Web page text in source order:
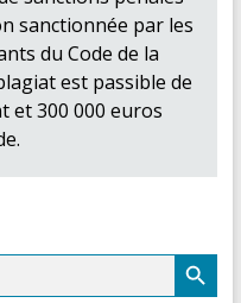
sanctionnée par les
du Code de la
est passible de
et 300 000 euros
Search Button